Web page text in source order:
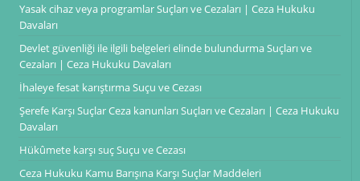
Yasak cihaz veya programlar Suçları ve Cezaları | Ceza Hukuku
Davaları
Devlet güvenliği ile ilgili belgeleri elinde bulundurma Suçları ve
Cezaları | Ceza Hukuku Davaları
İhaleye fesat karıştırma Suçu ve Cezası
Şerefe Karşı Suçlar Ceza kanunları Suçları ve Cezaları | Ceza Hukuku
Davaları
Hükûmete karşı suç Suçu ve Cezası
Ceza Hukuku Kamu Barışına Karşı Suçlar Maddeleri